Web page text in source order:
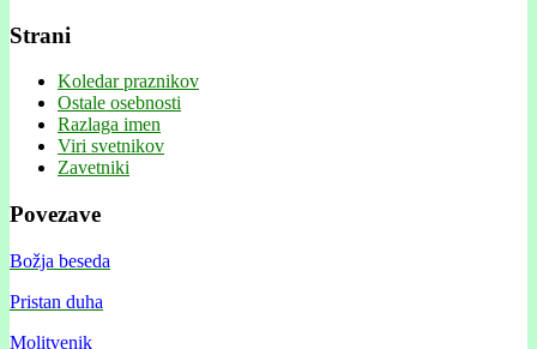
Strani
Koledar praznikov
Ostale osebnosti
Razlaga imen
Viri svetnikov
Zavetniki
Povezave
Božja beseda
Pristan duha
Molitvenik